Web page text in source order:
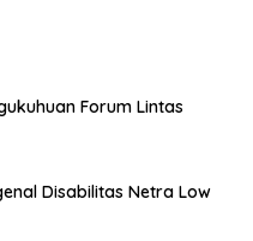
Forum Lintas
Disabilitas Netra Low